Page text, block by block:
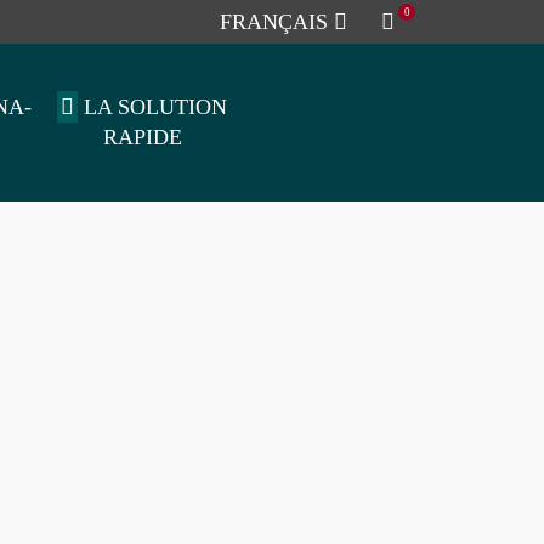
0
FRANÇAIS
LA SOLUTION
RAPIDE